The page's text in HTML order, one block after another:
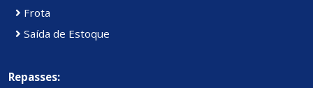
Frota
Saída de Estoque
Repasses: